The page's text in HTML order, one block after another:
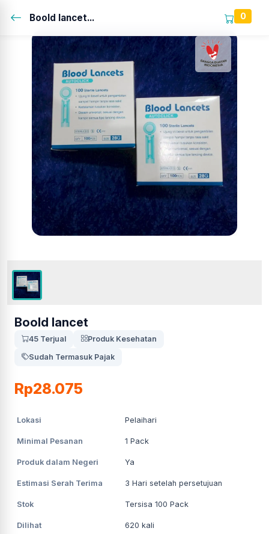
Boold lancet... 0
Boold lancet
45 Terjual
Produk Kesehatan
Sudah Termasuk Pajak
Rp28.075
Lokasi Pelaihari
Minimal Pesanan 1 Pack
Produk dalam Negeri Ya
Estimasi Serah Terima 3 Hari setelah persetujuan
Stok Tersisa 100 Pack
Dilihat 620 kali